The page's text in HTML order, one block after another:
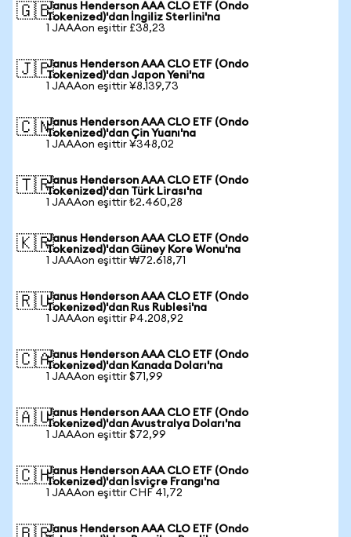
🇬🇧Janus Henderson AAA CLO ETF (Ondo
Tokenized)'dan İngiliz Sterlini'na
1 JAAAon eşittir £38,23
🇯🇵Janus Henderson AAA CLO ETF (Ondo
Tokenized)'dan Japon Yeni'na
1 JAAAon eşittir ¥8.139,73
🇨🇳Janus Henderson AAA CLO ETF (Ondo
Tokenized)'dan Çin Yuanı'na
1 JAAAon eşittir ¥348,02
🇹🇷Janus Henderson AAA CLO ETF (Ondo
Tokenized)'dan Türk Lirası'na
1 JAAAon eşittir ₺2.460,28
🇰🇷Janus Henderson AAA CLO ETF (Ondo
Tokenized)'dan Güney Kore Wonu'na
1 JAAAon eşittir ₩72.618,71
🇷🇺Janus Henderson AAA CLO ETF (Ondo
Tokenized)'dan Rus Rublesi'na
1 JAAAon eşittir ₽4.208,92
🇨🇦Janus Henderson AAA CLO ETF (Ondo
Tokenized)'dan Kanada Doları'na
1 JAAAon eşittir $71,99
🇦🇺Janus Henderson AAA CLO ETF (Ondo
Tokenized)'dan Avustralya Doları'na
1 JAAAon eşittir $72,99
🇨🇭Janus Henderson AAA CLO ETF (Ondo
Tokenized)'dan İsviçre Frangı'na
1 JAAAon eşittir CHF 41,72
Janus Henderson AAA CLO ETF (Ondo